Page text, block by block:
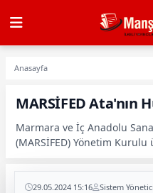
Anasayfa
MARSİFED Ata'nın
Marmara ve İç Anadolu
(MARSİFED) Yönetim
29.05.2024 15:16 Sistem